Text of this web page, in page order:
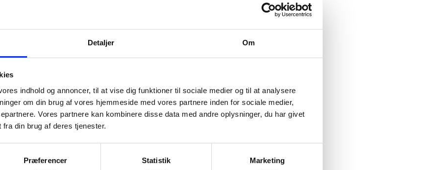
Detaljer Om
indhold og annoncer, til at vise dig funktioner til sociale medier og til at analysere
om din brug af vores hjemmeside med vores partnere inden for sociale medier,
Vores partnere kan kombinere disse data med andre oplysninger, du har givet
din brug af deres tjenester.
Præferencer Statistik Marketing